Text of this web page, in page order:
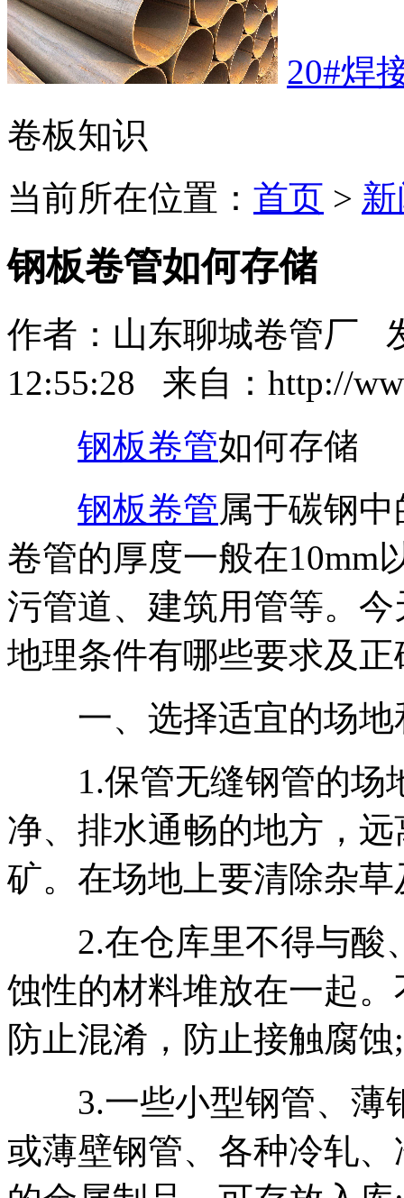
20#焊
卷板知识
当前所在位置： 首页 >
钢板卷管如何存储
作者：山东聊城卷管厂
12:55:28 来自：http://
钢板卷管如何存储
钢板卷管属于碳钢
卷管的厚度一般在10mm
污管道、建筑用管等。
地理条件有哪些要求及
一、选择适宜的场地
1.保管无缝钢管的场
净、排水通畅的地方，
矿。在场地上要清除杂
2.在仓库里不得与酸
蚀性的材料堆放在一起
防止混淆，防止接触腐蚀;
3.一些小型钢管、薄
或薄壁钢管、各种冷轧